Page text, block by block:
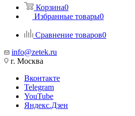
Корзина0
Избранные товары0
Сравнение товаров0
info@zetek.ru
г. Москва
Вконтакте
Telegram
YouTube
Яндекс.Дзен